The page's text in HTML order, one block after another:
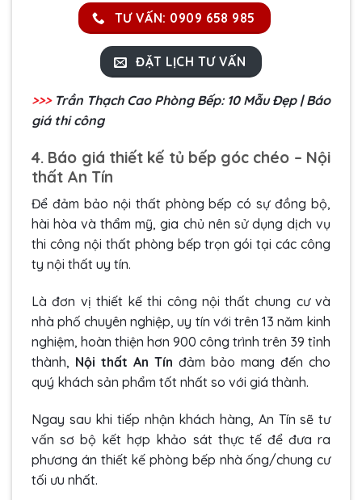
TƯ VẤN: 0909 658 985
ĐẶT LỊCH TƯ VẤN
>>> Trần Thạch Cao Phòng Bếp: 10 Mẫu Đẹp | Báo
giá thi công
4. Báo giá thiết kế tủ bếp góc chéo – Nội
thất An Tín
Để đảm bảo nội thất phòng bếp có sự đồng bộ,
hài hòa và thẩm mỹ, gia chủ nên sử dụng dịch vụ
thi công nội thất phòng bếp trọn gói tại các công
ty nội thất uy tín.
Là đơn vị thiết kế thi công nội thất chung cư và
nhà phố chuyên nghiệp, uy tín với trên 13 năm kinh
nghiệm, hoàn thiện hơn 900 công trình trên 39 tỉnh
thành, Nội thất An Tín đảm bảo mang đến cho
quý khách sản phẩm tốt nhất so với giá thành.
Ngay sau khi tiếp nhận khách hàng, An Tín sẽ tư
vấn sơ bộ kết hợp khảo sát thực tế để đưa ra
phương án thiết kế phòng bếp nhà ống/chung cư
tối ưu nhất.